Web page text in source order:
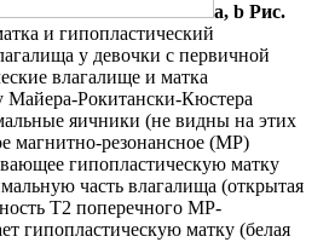
a, b Рис.
и гипопластический
у девочки с первичной
влагалище и матка
Майера-Рокитански-Кюстера
яичники (не видны на этих
магнитно-резонансное (МР)
гипопластическую матку
часть влагалища (открытая
Т2 поперечного МР-
гипопластическую матку (белая